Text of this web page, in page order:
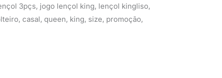
3pçs, jogo lençol king, lençol kingliso,
casal, queen, king, size, promoção,